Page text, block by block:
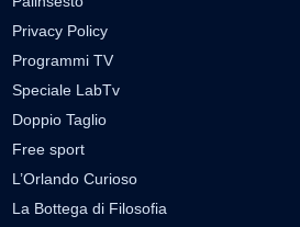
Privacy Policy
Programmi TV
Speciale LabTv
Doppio Taglio
Free sport
L’Orlando Curioso
La Bottega di Filosofia